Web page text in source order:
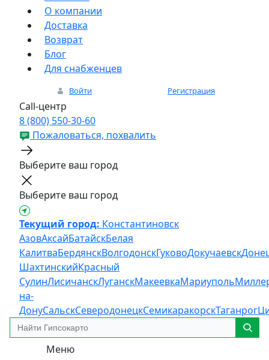
О компании
Доставка
Возврат
Блог
Для снабженцев
Войти Регистрация
Call-центр
8 (800) 550-30-60
Пожаловаться, похвалить
Выберите ваш город
Выберите ваш город
Текущий город: Константиновск
АзовАксайБатайскБелая
КалитваБердянскВолгодонскГуковоДокучаевск
ШахтинскийКрасный
СулинЛисичанскЛуганскМакеевкаМариуполь
на-
ДонуСальскСеверодонецкСемикаракорскТаганрог
Меню